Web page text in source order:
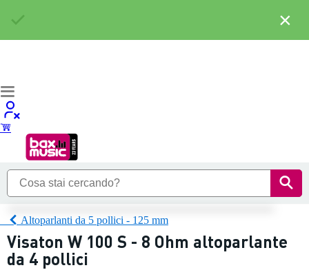
Altoparlanti da 5 pollici - 125 mm
Visaton W 100 S - 8 Ohm altoparlante
da 4 pollici
×